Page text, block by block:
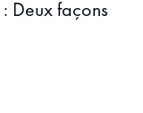
: Deux façons